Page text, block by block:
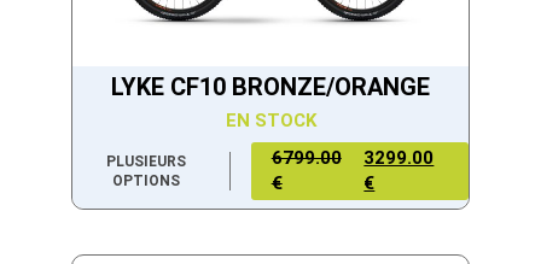
LYKE CF10 BRONZE/ORANGE
EN STOCK
PLUSIEURS
OPTIONS
6799.00
€
3299.00
€